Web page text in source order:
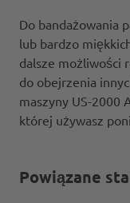
Do bandażowania
lub bardzo
dalsze możliwości
do obejrzenia
maszyny US-2000
której używasz
Powiązane